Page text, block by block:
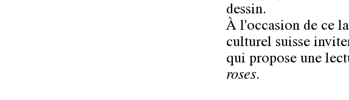
dessin.
À l'occasion de ce
culturel suisse
qui propose une
roses.